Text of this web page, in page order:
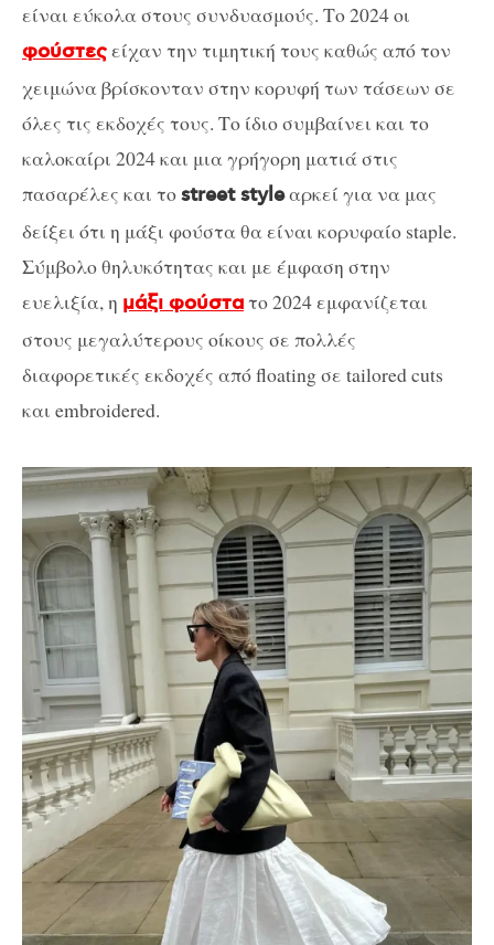
είναι εύκολα στους συνδυασμούς. Το 2024 οι
φούστεςείχαν την τιμητική τους καθώς από τον
χειμώνα βρίσκονταν στην κορυφή των τάσεων σε
όλες τις εκδοχές τους. Το ίδιο συμβαίνει και το
καλοκαίρι 2024 και μια γρήγορη ματιά στις
πασαρέλες και τοstreet styleαρκεί για να μας
δείξει ότι η μάξι φούστα θα είναι κορυφαίο staple.
Σύμβολο θηλυκότητας και με έμφαση στην
ευελιξία, η μάξι φούστατο 2024 εμφανίζεται
στους μεγαλύτερους οίκους σε πολλές
διαφορετικές εκδοχές από floating σε tailored cuts
και embroidered.